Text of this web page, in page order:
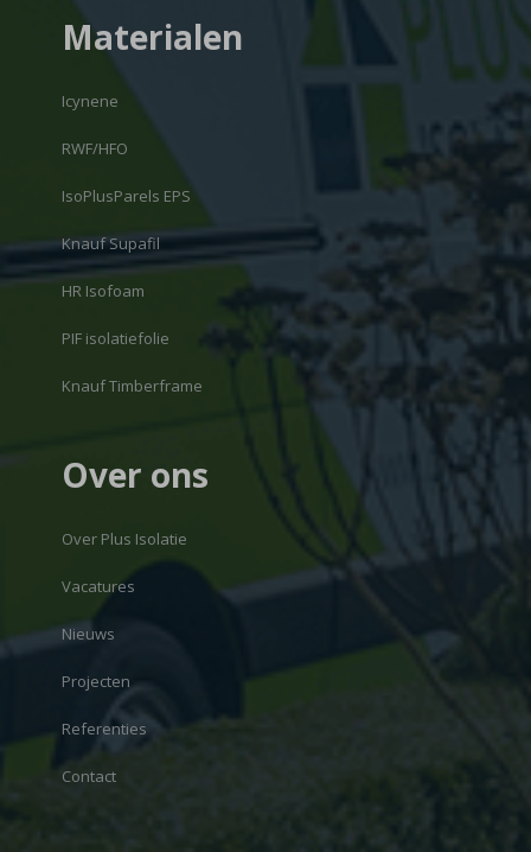
Materialen
Icynene
RWF/HFO
IsoPlusParels EPS
Knauf Supafil
HR Isofoam
PIF isolatiefolie
Knauf Timberframe
Over ons
Over Plus Isolatie
Vacatures
Nieuws
Projecten
Referenties
Contact